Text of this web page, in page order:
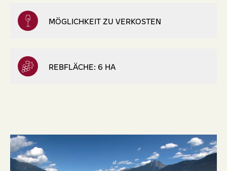
MÖGLICHKEIT ZU VERKOSTEN
REBFLÄCHE: 6 HA